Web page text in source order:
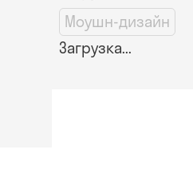
Моушн-дизайн
Загрузка...